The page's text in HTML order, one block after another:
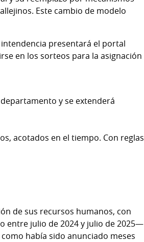
Este cambio de modelo
presentará el portal
en los sorteos para la asignación
y se extenderá
acotados en el tiempo. Con reglas
de sus recursos humanos, con
entre julio de 2024 y julio de 2025—
había sido anunciado meses